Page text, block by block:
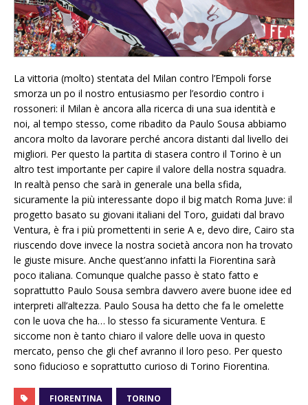
La vittoria (molto) stentata del Milan contro l’Empoli forse
smorza un po il nostro entusiasmo per l’esordio contro i
rossoneri: il Milan è ancora alla ricerca di una sua identità e
noi, al tempo stesso, come ribadito da Paulo Sousa abbiamo
ancora molto da lavorare perché ancora distanti dal livello dei
migliori. Per questo la partita di stasera contro il Torino è un
altro test importante per capire il valore della nostra squadra.
In realtà penso che sarà in generale una bella sfida,
sicuramente la più interessante dopo il big match Roma Juve: il
progetto basato su giovani italiani del Toro, guidati dal bravo
Ventura, è fra i più promettenti in serie A e, devo dire, Cairo sta
riuscendo dove invece la nostra società ancora non ha trovato
le giuste misure. Anche quest’anno infatti la Fiorentina sarà
poco italiana. Comunque qualche passo è stato fatto e
soprattutto Paulo Sousa sembra davvero avere buone idee ed
interpreti all’altezza. Paulo Sousa ha detto che fa le omelette
con le uova che ha… lo stesso fa sicuramente Ventura. E
siccome non è tanto chiaro il valore delle uova in questo
mercato, penso che gli chef avranno il loro peso. Per questo
sono fiducioso e soprattutto curioso di Torino Fiorentina.
FIORENTINA TORINO